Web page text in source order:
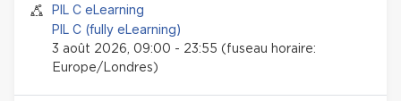
Session Face-to-face
PIL C eLearning
PIL C (fully eLearning)
3 août 2026, 09:00 - 23:55 (fuseau horaire:
Europe/Londres)